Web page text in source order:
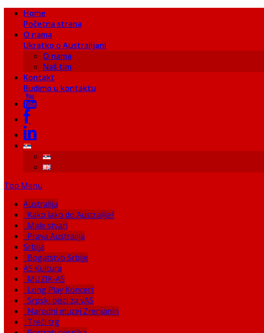
Home
Početna strana
O nama
Ukratko o Australijani
O nama
Naš tim
Kontakt
Budimo u kontaktu
Top Menu
Australija
Kako lako do Australije?
Male stvari
Prava Australija
Srbija
Bogatstvo Srbije
AS Kultura
MUZIK-AS
Long Play Koncert
Srpski pisci za vAS
Narodni muzej Zrenjanin
Treći trg